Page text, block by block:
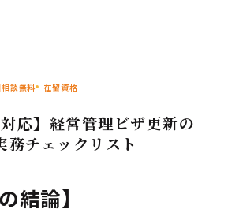
談無料 在留資格
応】経営管理ビザ更新の
務チェックリスト
結論】